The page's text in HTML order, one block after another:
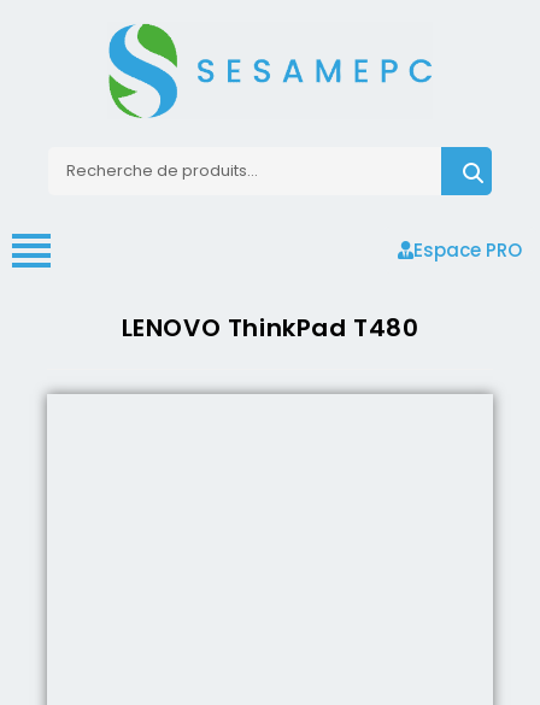
Espace PRO
LENOVO ThinkPad T480